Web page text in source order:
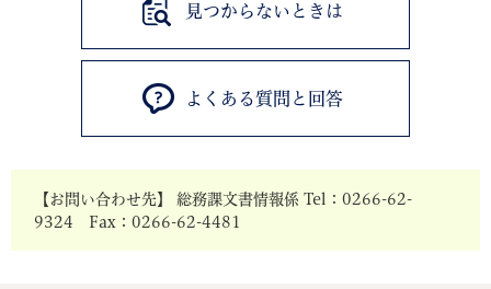
見つからないときは
よくある質問と回答
【お問い合わせ先】 総務課文書情報係 Tel：0266-62-
9324 Fax：0266-62-4481